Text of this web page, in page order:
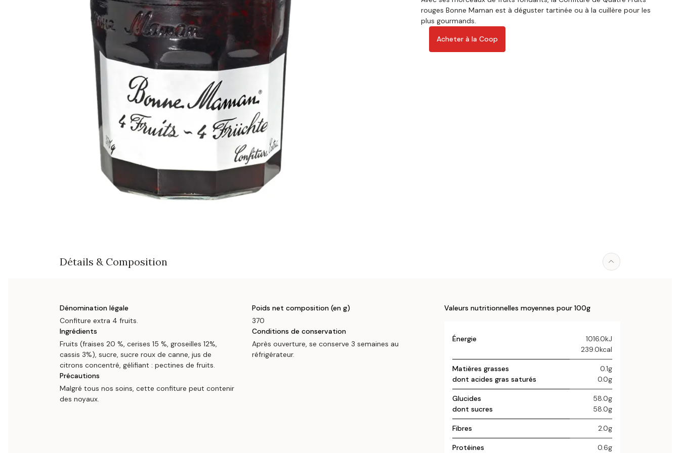
rouges Bonne Maman est à déguster tartinée ou à la cuillère pour les
plus gourmands.
Acheter à la Coop
Détails & Composition
Dénomination légale
Confiture extra 4 fruits.
Ingrédients
Fruits (fraises 20 %, cerises 15 %, groseilles 12%,
cassis 3%), sucre, sucre roux de canne, jus de
citrons concentré, gélifiant : pectines de fruits.
Précautions
Malgré tous nos soins, cette confiture peut contenir
des noyaux.
Poids net composition (en g)
370
Conditions de conservation
Après ouverture, se conserve 3 semaines au
réfrigérateur.
Valeurs nutritionnelles moyennes pour 100g
Énergie
1016.0kJ
239.0kcal
Matières grasses
0.1g
dont acides gras saturés
0.0g
Glucides
58.0g
dont sucres
58.0g
Fibres 2.0g
Protéines 0.6g